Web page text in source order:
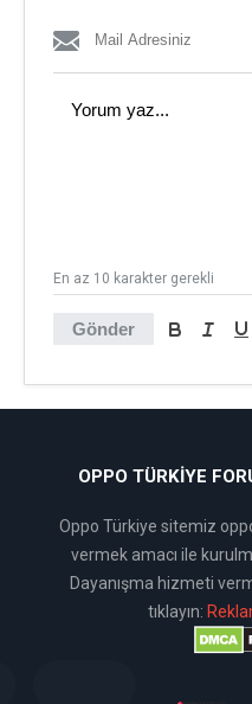
Gönder
En az 10 karakter gerekli
OPPO TÜRKIYE
Oppo Türkiye sitemiz
vermek amacı ile
Dayanışma hizmeti
tıklayın: